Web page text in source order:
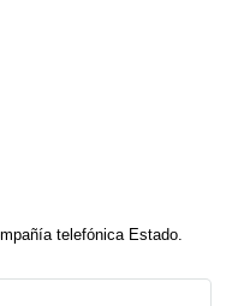
telefónica Estado.